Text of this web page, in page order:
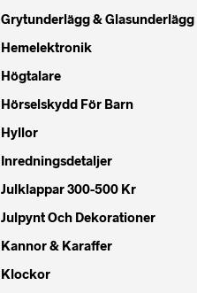
Grytunderlägg & Glasunderlägg
Hemelektronik
Högtalare
Hörselskydd För Barn
Hyllor
Inredningsdetaljer
Julklappar 300-500 Kr
Julpynt Och Dekorationer
Kannor & Karaffer
Klockor